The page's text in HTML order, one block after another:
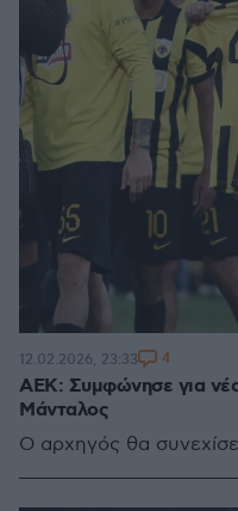
ΑΕΚ: Συμφώνησε για
Μάνταλος
O αρχηγός θα
12.02.2026, 23:33 4